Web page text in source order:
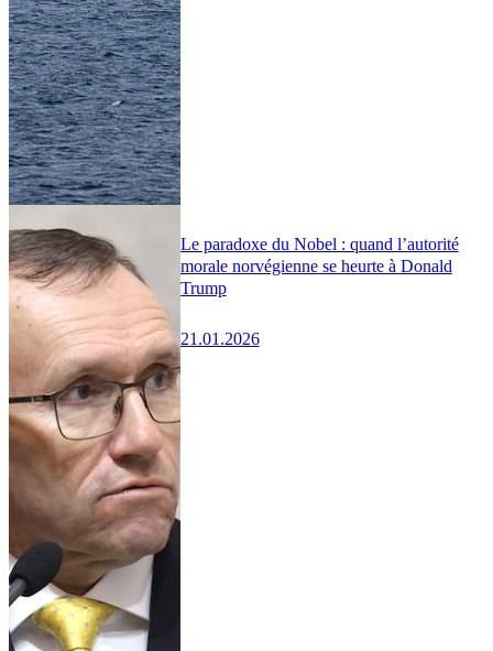
Le paradoxe du Nobel : quand l’autorité
morale norvégienne se heurte à Donald
Trump
21.01.2026